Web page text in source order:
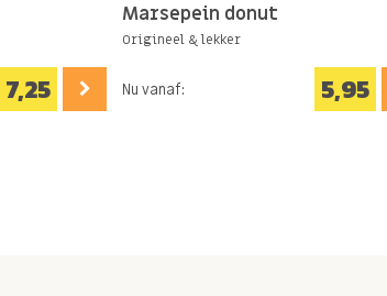
7,25
Marsepein donut
Origineel & lekker
Nu vanaf: 5,95